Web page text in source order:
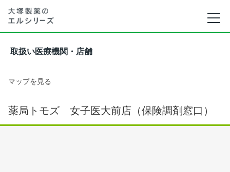
取扱い医療機関・店舗
マップを見る
薬局トモズ 女子医大前店（保険調剤窓口）